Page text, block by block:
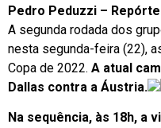
Pedro Peduzzi –
A segunda rodada dos
nesta segunda-feira (22),
Copa de 2022. A atual
Dallas contra a Áustria.
Na sequência, às 18h, a